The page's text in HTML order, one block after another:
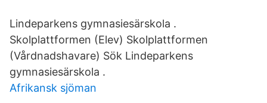
Lindeparkens gymnasiesärskola .
Skolplattformen (Elev) Skolplattformen
(Vårdnadshavare) Sök Lindeparkens
gymnasiesärskola .
Afrikansk sjöman